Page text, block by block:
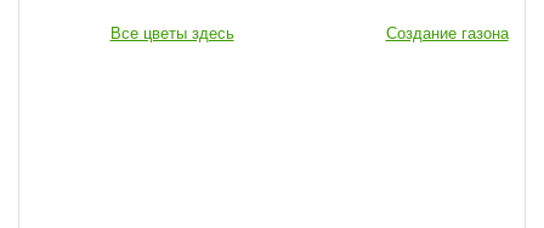
Все цветы здесь Создание газона